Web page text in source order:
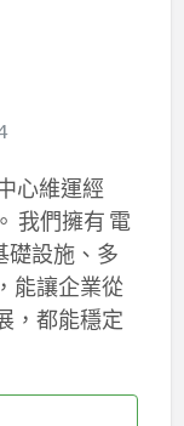
心維運經
我們擁有 電
礎設施、多
能讓企業從
，都能穩定